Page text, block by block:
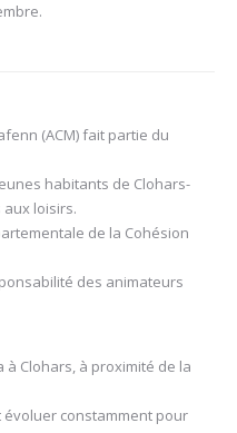
(ACM) fait partie du
habitants de Clohars-
aux loisirs.
de la Cohésion
des animateurs
à Clohars, à proximité de la
constamment pour